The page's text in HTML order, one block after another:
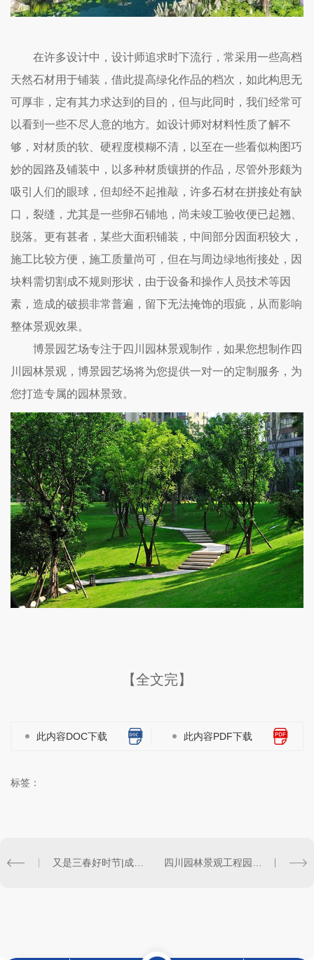
在许多设计中，设计师追求时下流行，常采用一些高档
天然石材用于铺装，借此提高绿化作品的档次，如此构思无
可厚非，定有其力求达到的目的，但与此同时，我们经常可
以看到一些不尽人意的地方。如设计师对材料性质了解不
够，对材质的软、硬程度模糊不清，以至在一些看似构图巧
妙的园路及铺装中，以多种材质镶拼的作品，尽管外形颇为
吸引人们的眼球，但却经不起推敲，许多石材在拼接处有缺
口，裂缝，尤其是一些卵石铺地，尚未竣工验收便已起翘、
脱落。更有甚者，某些大面积铺装，中间部分因面积较大，
施工比较方便，施工质量尚可，但在与周边绿地衔接处，因
块料需切割成不规则形状，由于设备和操作人员技术等因
素，造成的破损非常普遍，留下无法掩饰的瑕疵，从而影响
整体景观效果。
博景园艺场专注于四川园林景观制作，如果您想制作四
川园林景观，博景园艺场将为您提供一对一的定制服务，为
您打造专属的园林景致。
【全文完】
此内容DOC下载 此内容PDF下载
标签：